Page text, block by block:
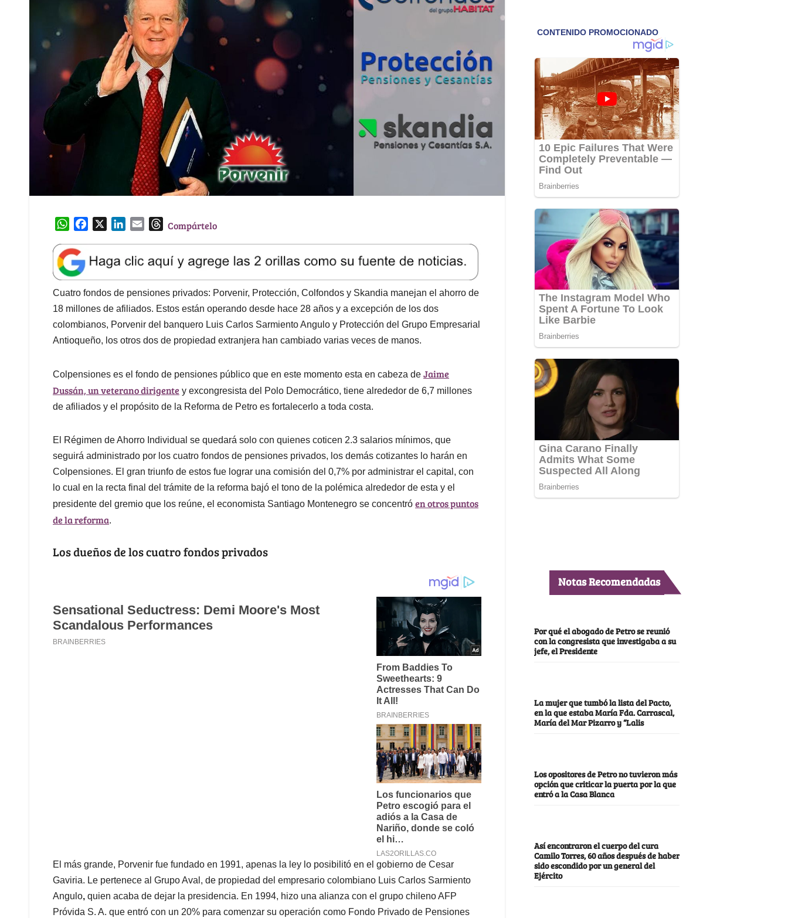
W
a
t
s
A
p
p
e
b
o
o
k
k
e
d
I
n
l
T
e
a
d
s
Compártelo
Cuatro fondos de pensiones privados: Porvenir, Protección, Colfondos y Skandia manejan el ahorro de
18 millones de afiliados. Estos están operando desde hace 28 años y a excepción de los dos
colombianos, Porvenir del banquero Luis Carlos Sarmiento Angulo y Protección del Grupo Empresarial
Antioqueño, los otros dos de propiedad extranjera han cambiado varias veces de manos.
Colpensiones es el fondo de pensiones público que en este momento esta en cabeza de Jaime
Dussán, un veterano dirigente y excongresista del Polo Democrático, tiene alrededor de 6,7 millones
de afiliados y el propósito de la Reforma de Petro es fortalecerlo a toda costa.
El Régimen de Ahorro Individual se quedará solo con quienes coticen 2.3 salarios mínimos, que
seguirá administrado por los cuatro fondos de pensiones privados, los demás cotizantes lo harán en
Colpensiones. El gran triunfo de estos fue lograr una comisión del 0,7% por administrar el capital, con
lo cual en la recta final del trámite de la reforma bajó el tono de la polémica alrededor de esta y el
presidente del gremio que los reúne, el economista Santiago Montenegro se concentró en otros puntos
de la reforma.
Los dueños de los cuatro fondos privados
El más grande, Porvenir fue fundado en 1991, apenas la ley lo posibilitó en el gobierno de Cesar
Gaviria. Le pertenece al Grupo Aval, de propiedad del empresario colombiano Luis Carlos Sarmiento
Angulo, quien acaba de dejar la presidencia. En 1994, hizo una alianza con el grupo chileno AFP
Próvida S. A. que entró con un 20% para comenzar su operación como Fondo Privado de Pensiones
Notas Recomendadas
Por qué el abogado de Petro se reunió
con la congresista que investigaba a su
jefe, el Presidente
La mujer que tumbó la lista del Pacto,
en la que estaba María Fda. Carrascal,
María del Mar Pizarro y “Lalis
Los opositores de Petro no tuvieron más
opción que criticar la puerta por la que
entró a la Casa Blanca
Así encontraron el cuerpo del cura
Camilo Torres, 60 años después de haber
sido escondido por un general del
Ejército